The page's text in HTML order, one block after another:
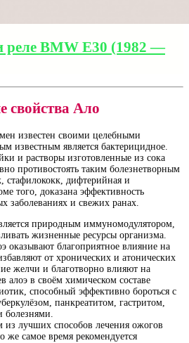
реле BMW E30 (1982 —
свойства Ало
известен своими целебными
известным является бактерицидное.
и растворы изготовленные из сока
противостоять таким болезнетворным
стафилококк, дифтерийная и
того, доказана эффективность
заболеваниях и свежих ранах.
природным иммуномодулятором,
жизненные ресурсы организма.
оказывают благоприятное влияние на
от хронических и атонических
желчи и благотворно влияют на
алоэ в своём химическом составе
способный эффективно бороться с
панкреатитом, гастритом,
болезнями.
из лучших способов лечения ожогов
же самое время рекомендуется